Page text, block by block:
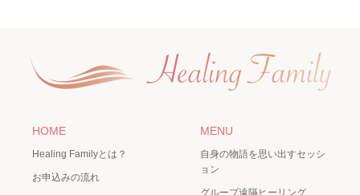
HOME
Healing Familyとは？
お申込みの流れ
MENU
自身の物語を思い出すセッシ
ョン
グループ遠隔ヒーリング